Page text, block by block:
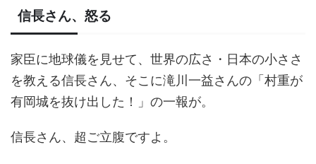
信長さん、怒る
家臣に地球儀を見せて、世界の広さ・日本の小ささ
を教える信長さん、そこに滝川一益さんの「村重が
有岡城を抜け出した！」の一報が。
信長さん、超ご立腹ですよ。